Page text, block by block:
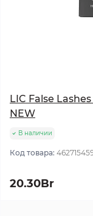
LIC False
NEW
В наличии
Код товара:
20.30Br